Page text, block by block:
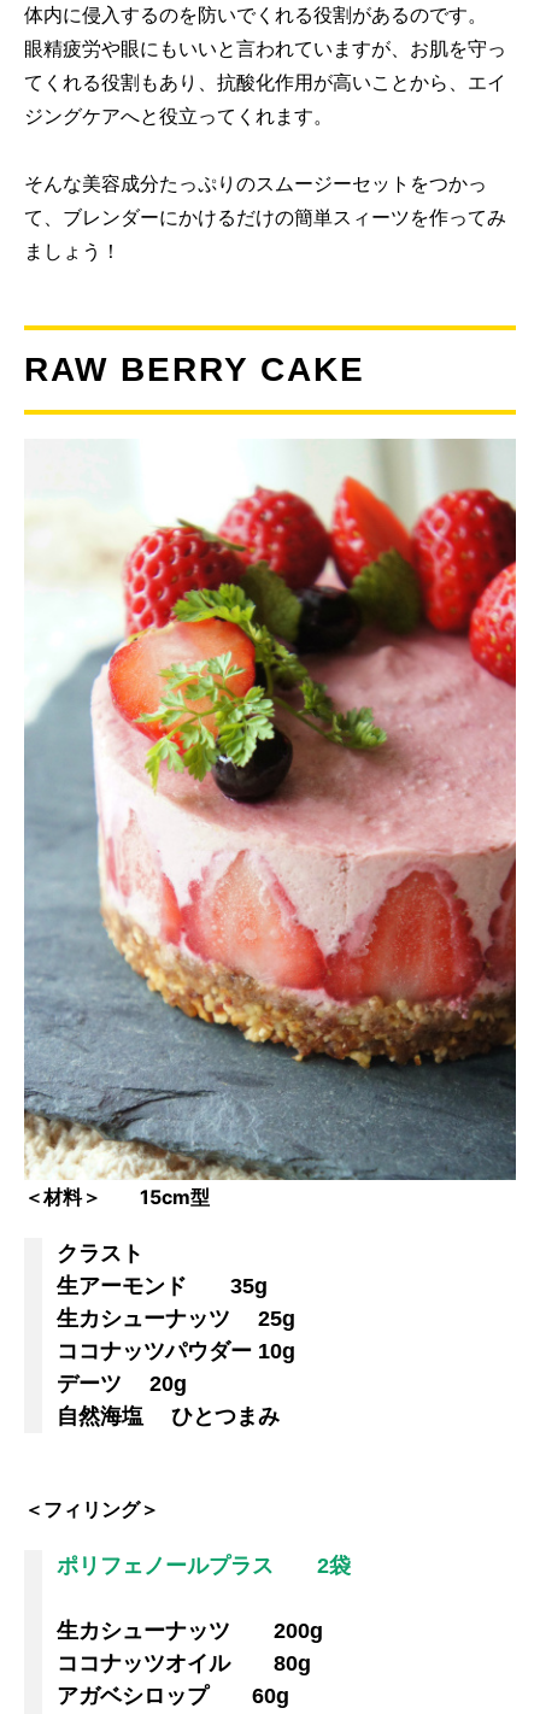
体内に侵入するのを防いでくれる役割があるのです。
眼精疲労や眼にもいいと言われていますが、お肌を守っ
てくれる役割もあり、抗酸化作用が高いことから、エイ
ジングケアへと役立ってくれます。
そんな美容成分たっぷりのスムージーセットをつかっ
て、ブレンダーにかけるだけの簡単スィーツを作ってみ
ましょう！
RAW BERRY CAKE
＜材料＞ 15cm型
クラスト
生アーモンド 35g
生カシューナッツ 25g
ココナッツパウダー 10g
デーツ 20g
自然海塩 ひとつまみ
＜フィリング＞
ポリフェノールプラス 2袋
生カシューナッツ 200g
ココナッツオイル 80g
アガベシロップ 60g